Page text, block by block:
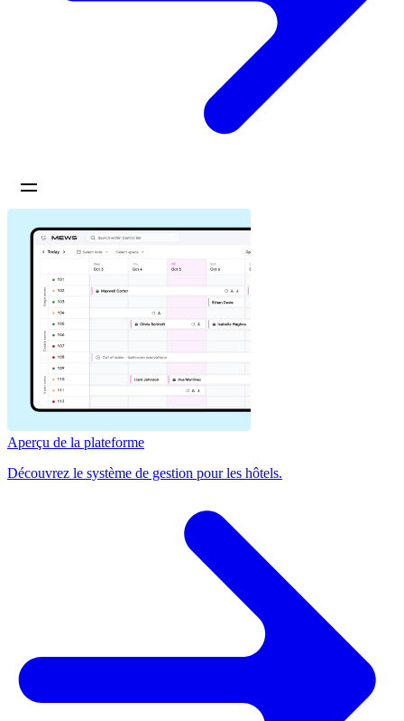
Aperçu de la plateforme
Découvrez le système de gestion pour les hôtels.